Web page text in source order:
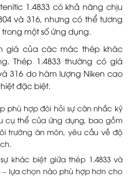
1.4833 có khả năng chịu
và 316, nhưng có thể tương
một số ứng dụng.
giá của các mác thép khác
Thép 1.4833 thường có giá
316 do hàm lượng Niken cao
đặc biệt.
phù hợp đòi hỏi sự cân nhắc kỹ
cụ thể của ứng dụng, bao gồm
trường ăn mòn, yêu cầu về độ
khác biệt giữa thép 1.4833 và
– lựa chọn nào phù hợp hơn cho